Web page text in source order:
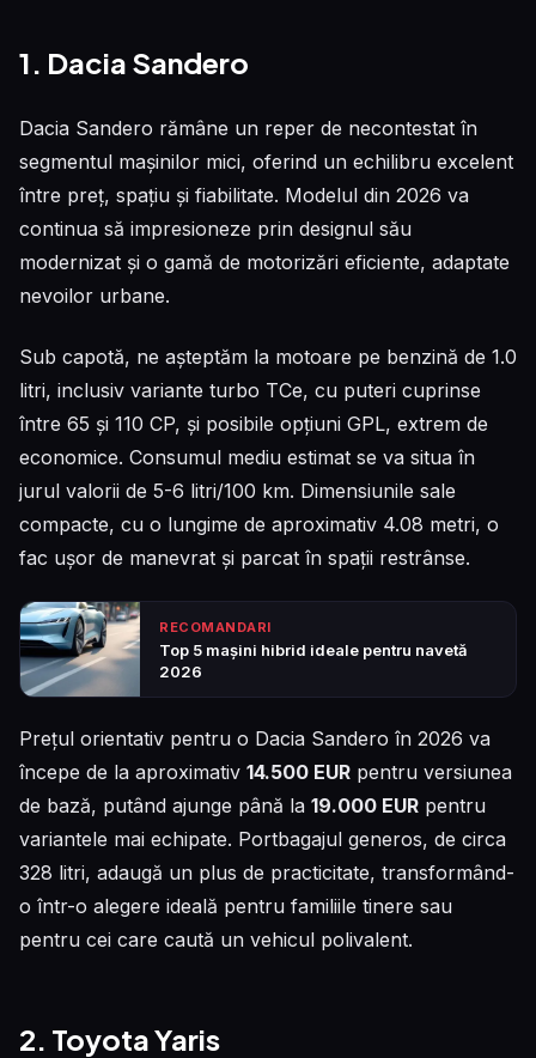
1. Dacia Sandero
Dacia Sandero rămâne un reper de necontestat în
segmentul mașinilor mici, oferind un echilibru excelent
între preț, spațiu și fiabilitate. Modelul din 2026 va
continua să impresioneze prin designul său
modernizat și o gamă de motorizări eficiente, adaptate
nevoilor urbane.
Sub capotă, ne așteptăm la motoare pe benzină de 1.0
litri, inclusiv variante turbo TCe, cu puteri cuprinse
între 65 și 110 CP, și posibile opțiuni GPL, extrem de
economice. Consumul mediu estimat se va situa în
jurul valorii de 5-6 litri/100 km. Dimensiunile sale
compacte, cu o lungime de aproximativ 4.08 metri, o
fac ușor de manevrat și parcat în spații restrânse.
RECOMANDARI
Top 5 mașini hibrid ideale pentru navetă
2026
Prețul orientativ pentru o Dacia Sandero în 2026 va
începe de la aproximativ 14.500 EUR pentru versiunea
de bază, putând ajunge până la 19.000 EUR pentru
variantele mai echipate. Portbagajul generos, de circa
328 litri, adaugă un plus de practicitate, transformând-
o într-o alegere ideală pentru familiile tinere sau
pentru cei care caută un vehicul polivalent.
2. Toyota Yaris